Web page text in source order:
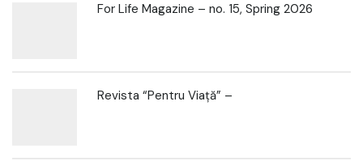
For Life Magazine – no. 15, Spring 2026
Revista “Pentru Viață” –